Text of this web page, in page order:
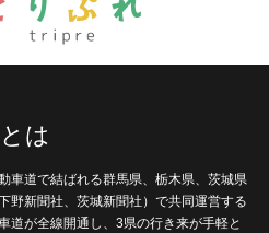
は
車道で結ばれる群馬県、栃木県、茨城県
野新聞社、茨城新聞社）で共同運営する
道が全線開通し、3県の行き来が手軽と